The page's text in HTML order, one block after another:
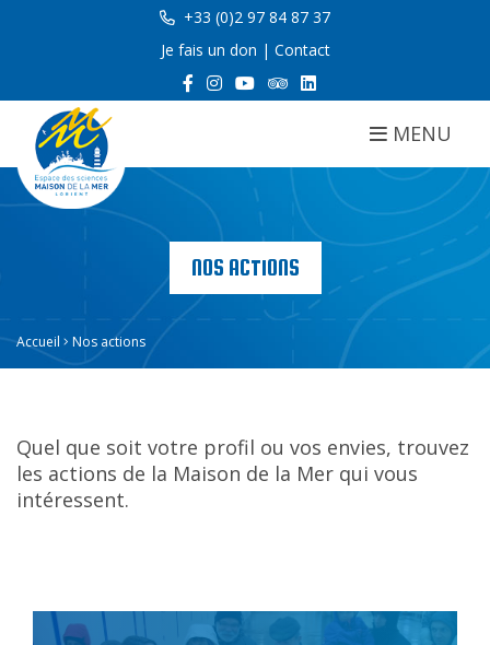
+33 (0)2 97 84 87 37
Je fais un don | Contact
MENU
NOS ACTIONS
Accueil Nos actions
Quel que soit votre profil ou vos envies, trouvez
les actions de la Maison de la Mer qui vous
intéressent.